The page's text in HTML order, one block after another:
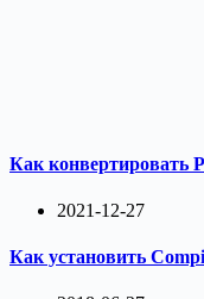
Как конвертировать
2021-12-27
Как установить